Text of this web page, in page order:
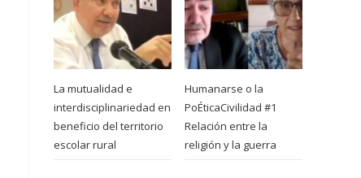
La mutualidad e
interdisciplinariedad en
beneficio del territorio
escolar rural
Humanarse o la
PoÉticaCivilidad #1
Relación entre la
religión y la guerra